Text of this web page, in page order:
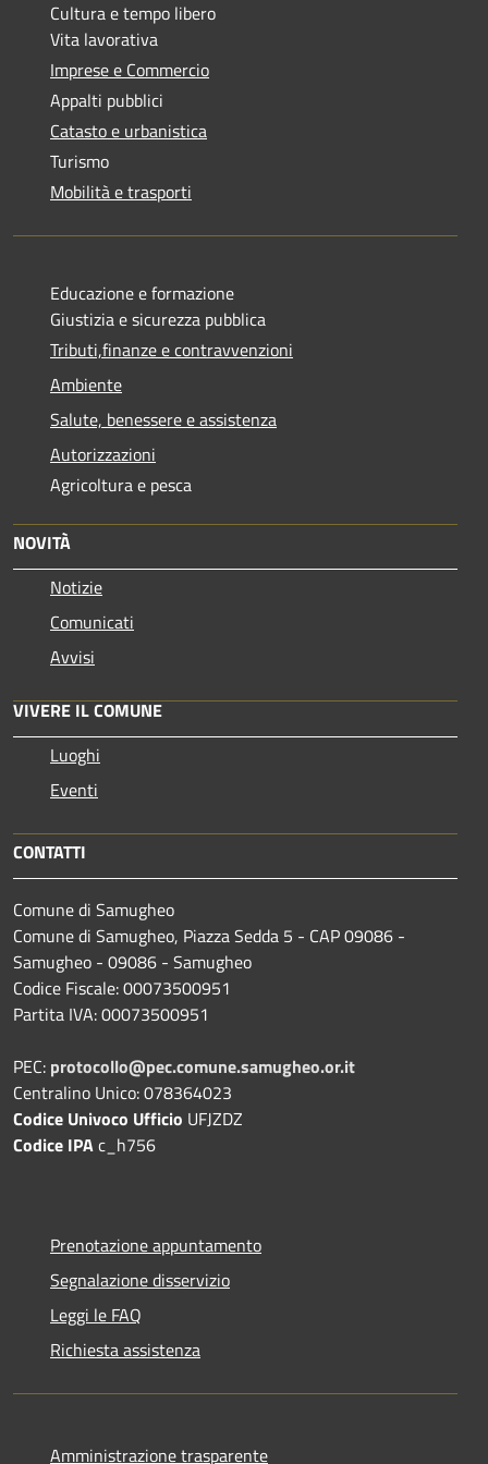
Cultura e tempo libero
Vita lavorativa
Imprese e Commercio
Appalti pubblici
Catasto e urbanistica
Turismo
Mobilità e trasporti
Educazione e formazione
Giustizia e sicurezza pubblica
Tributi,finanze e contravvenzioni
Ambiente
Salute, benessere e assistenza
Autorizzazioni
Agricoltura e pesca
NOVITÀ
Notizie
Comunicati
Avvisi
VIVERE IL COMUNE
Luoghi
Eventi
CONTATTI
Comune di Samugheo
Comune di Samugheo, Piazza Sedda 5 - CAP 09086 -
Samugheo - 09086 - Samugheo
Codice Fiscale: 00073500951
Partita IVA: 00073500951
PEC: protocollo@pec.comune.samugheo.or.it
Centralino Unico: 078364023
Codice Univoco Ufficio UFJZDZ
Codice IPAc_h756
Prenotazione appuntamento
Segnalazione disservizio
Leggi le FAQ
Richiesta assistenza
Amministrazione trasparente